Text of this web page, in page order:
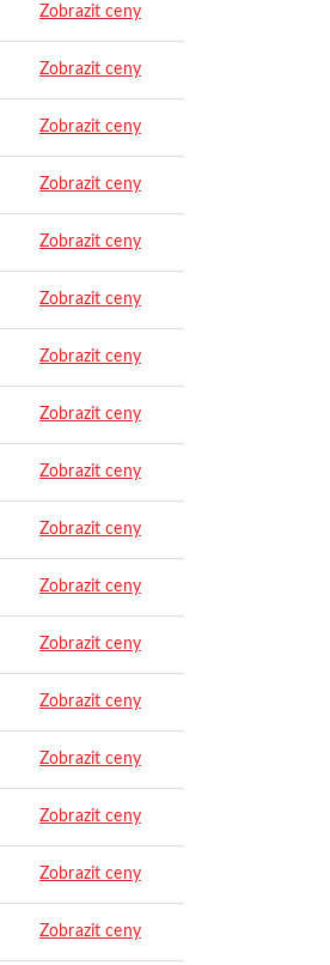
Zobrazit ceny
Zobrazit ceny
Zobrazit ceny
Zobrazit ceny
Zobrazit ceny
Zobrazit ceny
Zobrazit ceny
Zobrazit ceny
Zobrazit ceny
Zobrazit ceny
Zobrazit ceny
Zobrazit ceny
Zobrazit ceny
Zobrazit ceny
Zobrazit ceny
Zobrazit ceny
Zobrazit ceny